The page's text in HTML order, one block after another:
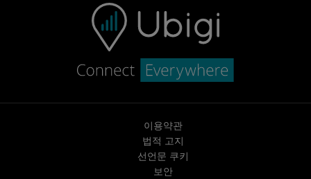
이용약관
법적 고지
선언문 쿠키
보안